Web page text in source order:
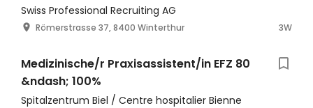
m/w/d)
Swiss Professional Recruiting AG
Römerstrasse 37, 8400 Winterthur 3W
Medizinische/r Praxisassistent/in EFZ 80
&ndash; 100%
Spitalzentrum Biel / Centre hospitalier Bienne